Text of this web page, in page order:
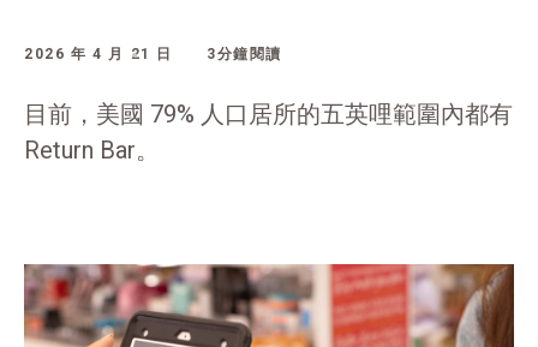
2026 年 4 月 21 日 3分鐘閱讀
目前，美國 79% 人口居所的五英哩範圍內都有
Return Bar。